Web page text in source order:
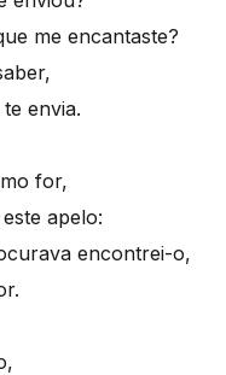
me encantaste?
envia.
for,
apelo:
encontrei-o,